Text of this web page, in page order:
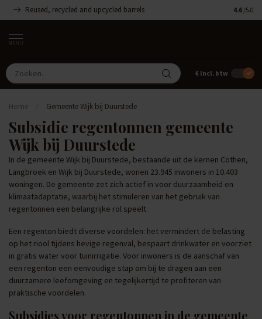
Reused, recycled and upcycled barrels 4.6 /5.0
MENU
€ Incl. btw
Home Gemeente Wijk bij Duurstede
Subsidie regentonnen gemeente
Wijk bij Duurstede
In de gemeente Wijk bij Duurstede, bestaande uit de kernen Cothen,
Langbroek en Wijk bij Duurstede, wonen 23.945 inwoners in 10.403
woningen. De gemeente zet zich actief in voor duurzaamheid en
klimaatadaptatie, waarbij het stimuleren van het gebruik van
regentonnen een belangrijke rol speelt.
Een regenton biedt diverse voordelen: het vermindert de belasting
op het riool tijdens hevige regenval, bespaart drinkwater en voorziet
in gratis water voor tuinirrigatie. Voor inwoners is de aanschaf van
een regenton een eenvoudige stap om bij te dragen aan een
duurzamere leefomgeving en tegelijkertijd te profiteren van
praktische voordelen.
Subsidies voor regentonnen in de gemeente